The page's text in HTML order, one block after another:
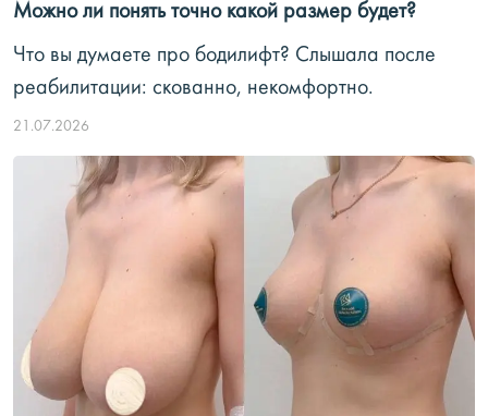
Можно ли понять точно какой размер будет?
Что вы думаете про бодилифт? Слышала после
реабилитации: скованно, некомфортно.
21.07.2026